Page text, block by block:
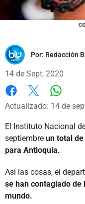
Por: Redacción
14 de Sept, 2020
Facebook
X
Actualizado: 14 de
El Instituto Nacional
septiembre un total de
para Antioquia.
Así las cosas, el
se han contagiado
mundo.